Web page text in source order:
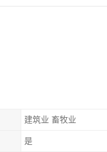
建筑业 畜牧业
是